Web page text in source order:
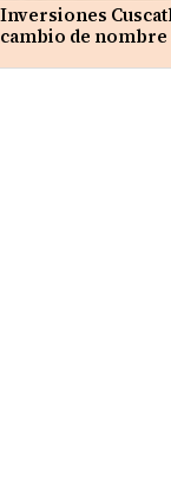
Inversiones
cambio de nombre